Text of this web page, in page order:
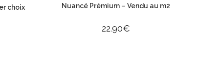
choix
Nuancé Prémium – Vendu au m2
22.90€